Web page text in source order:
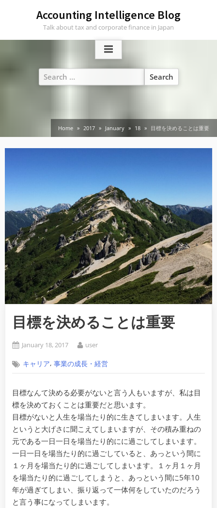
Accounting Intelligence Blog
Talk about tax and corporate finance in Japan
Search
for:
Home 2017 January 18 目標を決めることは重要
目標を決めることは重要
Posted
January 18, 2017 By
user
キャリア,事業の成長・経営
目標なんて決める必要がないと言う人もいますが、私は目
標を決めておくことは重要だと思います。
目標がないと人生を場当たり的に生きてしまいます。人生
というと大げさに聞こえてしまいますが、その積み重ねの
元である一日一日を場当たり的にに過ごしてしまいます。
一日一日を場当たり的に過ごしていると、あっという間に
１ヶ月を場当たり的に過ごしてしまいます。１ヶ月１ヶ月
を場当たり的に過ごしてしまうと、あっという間に5年10
年が過ぎてしまい、振り返って一体何をしていたのだろう
と言う事になってしまいます。